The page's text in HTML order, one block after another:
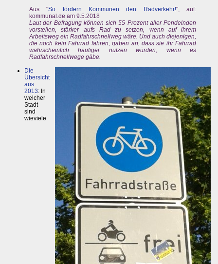
Aus "So fördern Kommunen den Radverkehr!", auf:
kommunal.de am 9.5.2018
Laut der Befragung können sich 55 Prozent aller Pendelnden
vorstellen, stärker aufs Rad zu setzen, wenn auf ihrem
Arbeitsweg ein Radfahrschnellweg wäre. Und auch diejenigen,
die noch kein Fahrrad fahren, gaben an, dass sie ihr Fahrrad
wahrscheinlich häufiger nutzen würden, wenn es
Radfahrschnellwege gäbe.
Die
Übersicht
aus
2013: In
welcher
Stadt
sind
wieviele